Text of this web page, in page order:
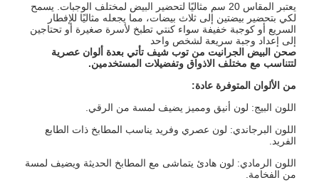
يعتبر المقاس 20 سم مثاليًا لتحضير البيض لمختلف الوجبات. يسمح
لكي بتحضير بيضتين إلى ثلاث بيضات، مما يجعله مثاليًا للإفطار
السريع أو كوجبة خفيفة سواء كنتي تطبخ لأسرة صغيرة أو تحتاجين
إلى إعداد وجبة سريعة لشخص واحد
صحن البيض الجرانيت من توب شيف تأتي بعدة ألوان عصرية
لتتناسب مع مختلف الاذواق وتفضيلات المستخدمين.
من الألوان المتوفرة عادة:
اللون البيج: لون أنيق ومميز يضيف لمسة من الرقي.
اللون البرجاندي: لون عصري وفريد يناسب المطابخ ذات الطابع
الفريد.
اللون الرمادي: لون هادئ يتماشى مع المطابخ الحديثة ويضيف لمسة
من الفخامة.